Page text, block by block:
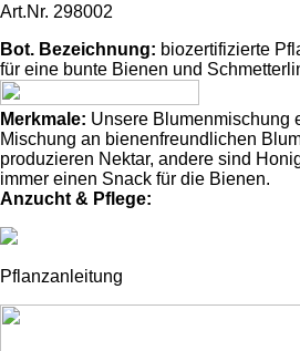
Art.Nr. 298002
Bot. Bezeichnung: biozertifizierte
für eine bunte Bienen und
Merkmale: Unsere Blumenmischung
Mischung an bienenfreundlichen
produzieren Nektar, andere sind
immer einen Snack für die Bienen.
Anzucht & Pflege:
Pflanzanleitung